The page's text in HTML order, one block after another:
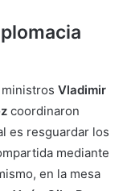
Vladimir
coordinaron
es resguardar los
mediante
en la mesa